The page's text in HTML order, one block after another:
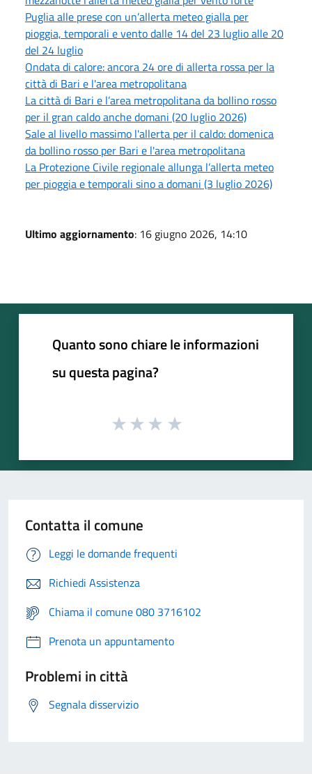
Puglia alle prese con un’allerta meteo gialla per
pioggia, temporali e vento dalle 14 del 23 luglio alle 20
del 24 luglio
Ondata di calore: ancora 24 ore di allerta rossa per la
città di Bari e l'area metropolitana
La città di Bari e l’area metropolitana da bollino rosso
per il gran caldo anche domani (20 luglio 2026)
Sale al livello massimo l'allerta per il caldo: domenica
da bollino rosso per Bari e l'area metropolitana
La Protezione Civile regionale allunga l’allerta meteo
per pioggia e temporali sino a domani (3 luglio 2026)
Ultimo aggiornamento: 16 giugno 2026, 14:10
Quanto sono chiare le informazioni
su questa pagina?
Contatta il comune
Leggi le domande frequenti
Richiedi Assistenza
Chiama il comune 080 3716102
Prenota un appuntamento
Problemi in città
Segnala disservizio